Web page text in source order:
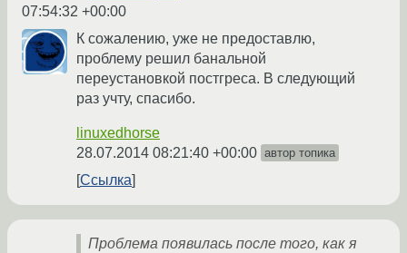
07:54:32 +00:00
К сожалению, уже не предоставлю,
проблему решил банальной
переустановкой постгреса. В следующий
раз учту, спасибо.
linuxedhorse
28.07.2014 08:21:40 +00:00 автор топика
Ссылка
Проблема появилась после того, как я